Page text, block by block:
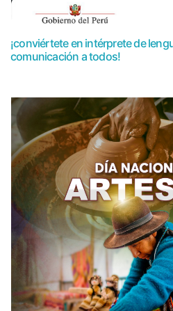
¡conviértete en intérprete de
comunicación a todos!